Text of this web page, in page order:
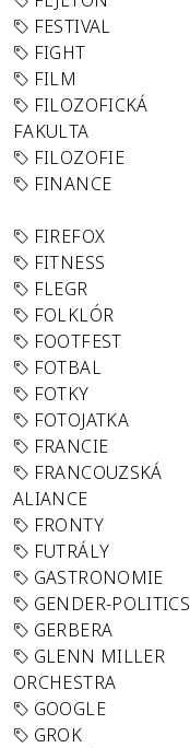
FESTIVAL
FIGHT
FILM
FILOZOFICKÁ
FAKULTA
FILOZOFIE
FINANCE
FIREFOX
FITNESS
FLEGR
FOLKLÓR
FOOTFEST
FOTBAL
FOTKY
FOTOJATKA
FRANCIE
FRANCOUZSKÁ
ALIANCE
FRONTY
FUTRÁLY
GASTRONOMIE
GENDER-POLITICS
GERBERA
GLENN MILLER
ORCHESTRA
GOOGLE
GROK